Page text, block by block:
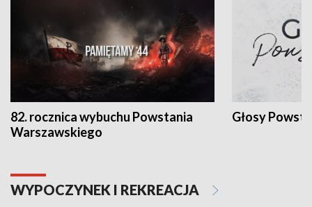
82. rocznica wybuchu Powstania
Warszawskiego
Głosy
WYPOCZYNEK I REKREACJA